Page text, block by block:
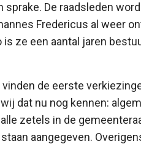
sprake. De raadsleden
Fredericus al weer
is ze een aantal jaren
vinden de eerste
dat nu nog kennen:
zetels in de
aangegeven.